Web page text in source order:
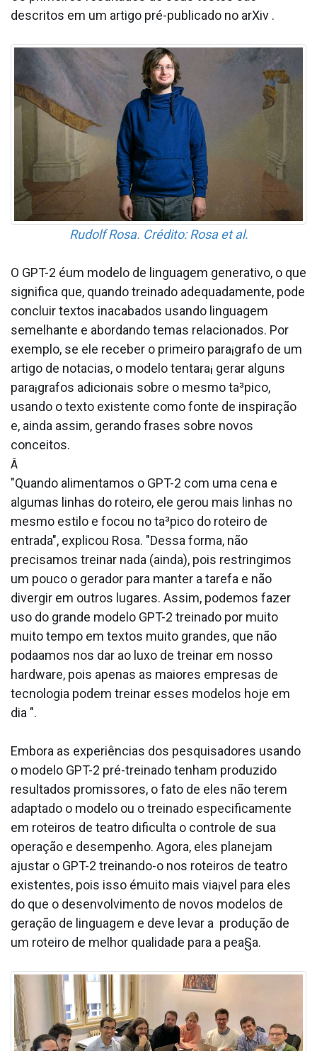
descritos em um artigo pré-publicado no arXiv .
Rudolf Rosa. Crédito: Rosa et al.
O GPT-2 éum modelo de linguagem generativo, o que
significa que, quando treinado adequadamente, pode
concluir textos inacabados usando linguagem
semelhante e abordando temas relacionados. Por
exemplo, se ele receber o primeiro para¡grafo de um
artigo de nota­cias, o modelo tentara¡ gerar alguns
para¡grafos adicionais sobre o mesmo ta³pico,
usando o texto existente como fonte de inspiração
e, ainda assim, gerando frases sobre novos
conceitos.
Â
"Quando alimentamos o GPT-2 com uma cena e
algumas linhas do roteiro, ele gerou mais linhas no
mesmo estilo e focou no ta³pico do roteiro de
entrada", explicou Rosa. "Dessa forma, não
precisamos treinar nada (ainda), pois restringimos
um pouco o gerador para manter a tarefa e não
divergir em outros lugares. Assim, podemos fazer
uso do grande modelo GPT-2 treinado por muito
muito tempo em textos muito grandes, que não
poda­amos nos dar ao luxo de treinar em nosso
hardware, pois apenas as maiores empresas de
tecnologia podem treinar esses modelos hoje em
dia ".
Embora as experiências dos pesquisadores usando
o modelo GPT-2 pré-treinado tenham produzido
resultados promissores, o fato de eles não terem
adaptado o modelo ou o treinado especificamente
em roteiros de teatro dificulta o controle de sua
operação e desempenho. Agora, eles planejam
ajustar o GPT-2 treinando-o nos roteiros de teatro
existentes, pois isso émuito mais via¡vel para eles
do que o desenvolvimento de novos modelos de
geração de linguagem e deve levar a produção de
um roteiro de melhor qualidade para a pea§a.